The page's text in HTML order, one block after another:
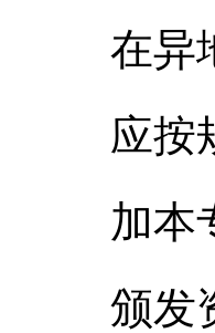
在异
应按
加本
颁发